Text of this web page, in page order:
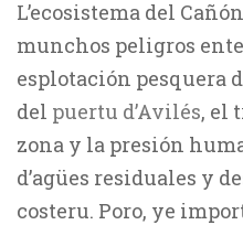
L’ecosistema del
munchos peligros
esplotación pesquera
del puertu d’Avilés, el
zona y la presión
d’agües residuales y
costeru. Poro, ye